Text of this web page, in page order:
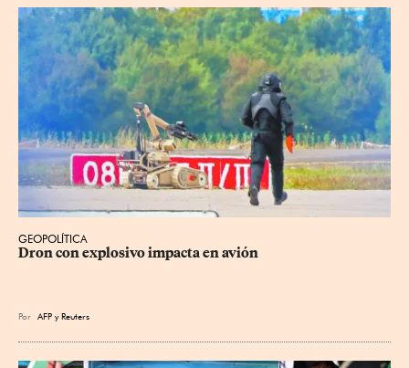
GEOPOLÍTICA
Dron con explosivo impacta en avión
Por AFP yReuters